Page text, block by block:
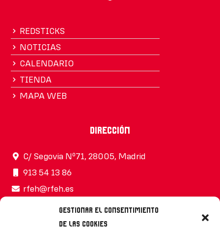
Gestionar el consentimiento
de las cookies
REDSTICKS
NOTICIAS
CALENDARIO
TIENDA
MAPA WEB
Dirección
C/ Segovia Nº71, 28005, Madrid
913 54 13 86
rfeh@rfeh.es